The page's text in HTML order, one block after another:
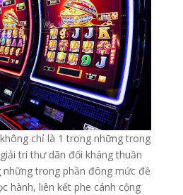
chỉ là 1 trong những trong
trí thư dãn đối kháng thuần
trong phần đông mức đề
hành, liên kết phe cánh cộng